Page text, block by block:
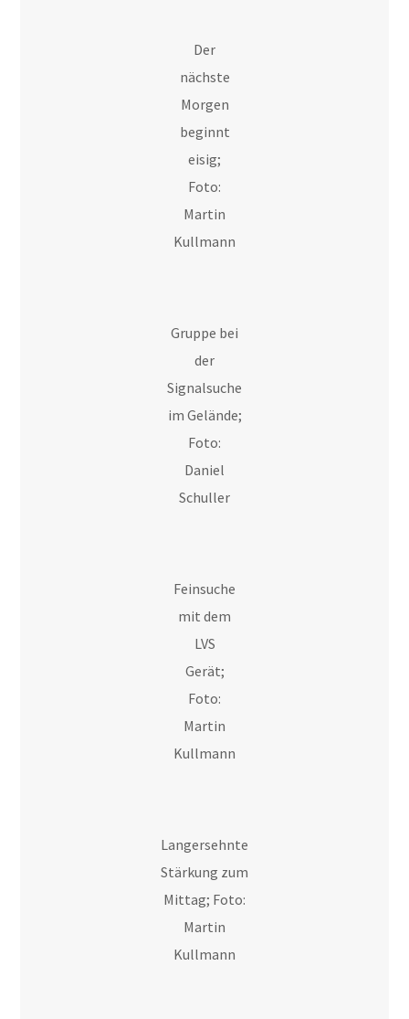
Der
nächste
Morgen
beginnt
eisig;
Foto:
Martin
Kullmann
Gruppe bei
der
Signalsuche
im Gelände;
Foto:
Daniel
Schuller
Feinsuche
mit dem
LVS
Gerät;
Foto:
Martin
Kullmann
Langersehnte
Stärkung zum
Mittag; Foto:
Martin
Kullmann